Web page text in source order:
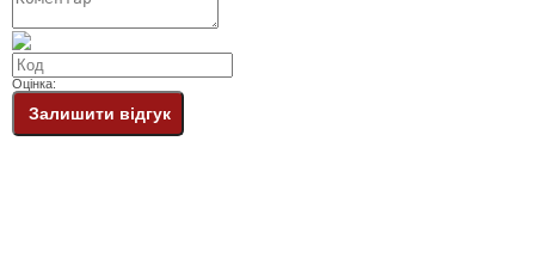
Оцінка:
Залишити відгук